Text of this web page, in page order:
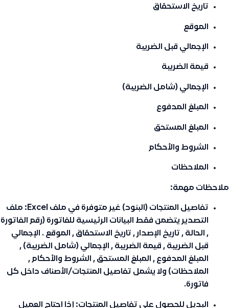
تاريخ الاستحقاق
الموقع
الإجمالي قبل الضريبة
قيمة الضريبة
الإجمالي (شامل الضريبة)
المبلغ المدفوع
المبلغ المستحق
الشروط والأحكام
الملاحظات
ملاحظات مهمة:
تفاصيل المنتجات (البنود) غير متوفرة في ملف Excel:
ملف
التصدير يتضمن فقط البيانات الرئيسية للفاتورة (رقم الفاتورة
, الحالة , تاريخ الإصدار , تاريخ الاستحقاق , الموقع . الإجمالي
قبل الضريبة , قيمة الضريبة , الإجمالي (شامل الضريبة) ,
المبلغ المدفوع , المبلغ المستحق , الشروط والأحكام ,
الملاحظات) ولا يشمل تفاصيل المنتجات/الأصناف داخل كل
فاتورة.
البديل للحصول على تفاصيل المنتجات: إذا احتاج العميل